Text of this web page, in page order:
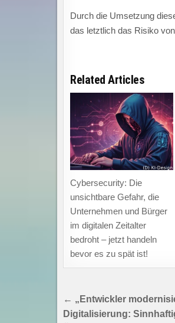
Durch die Umsetzung
das letztlich das Risiko
Related Articles
Cybersecurity: Die
unsichtbare Gefahr, die
Unternehmen und Bürger
im digitalen Zeitalter
bedroht – jetzt handeln
bevor es zu spät ist!
← „Entwickler
Digitalisierung: